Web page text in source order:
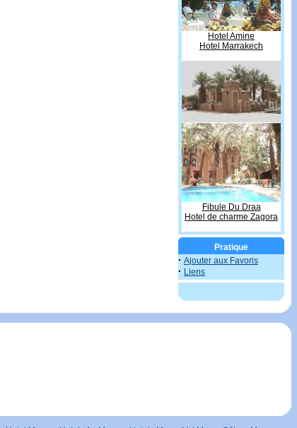
Hotel Amine
Hotel Marrakech
Fibule Du Draa
Hotel de charme Zagora
Pratique
· Ajouter aux Favoris
· Liens